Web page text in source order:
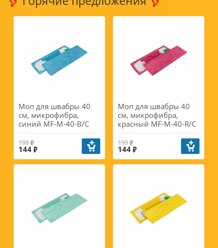
Моп для швабры 40
см, микрофибра,
синий MF-M-40-B/C
199
144
Моп для швабры 40
см, микрофибра,
красный MF-M-40-R/C
199
144